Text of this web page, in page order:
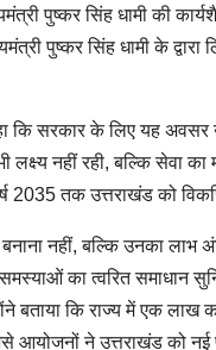
पुष्कर सिंह धामी की
पुष्कर सिंह धामी के
कि सरकार के लिए यह
नहीं रही, बल्कि सेवा
2035 तक उत्तराखंड को
नहीं, बल्कि उनका
का त्वरित समाधान
बताया कि राज्य में एक
आयोजनों ने उत्तराखंड को नई